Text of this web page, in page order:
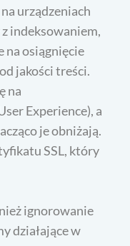
urządzeniach
indeksowaniem,
na osiągnięcie
jakości treści.
na
Experience), a
je obniżają.
SSL, który
ignorowanie
działające w